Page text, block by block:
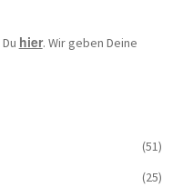
hier. Wir geben Deine
(51)
(25)